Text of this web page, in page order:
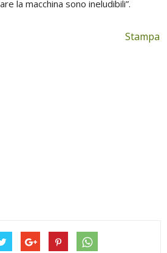
la macchina sono ineludibili”.
Stampa